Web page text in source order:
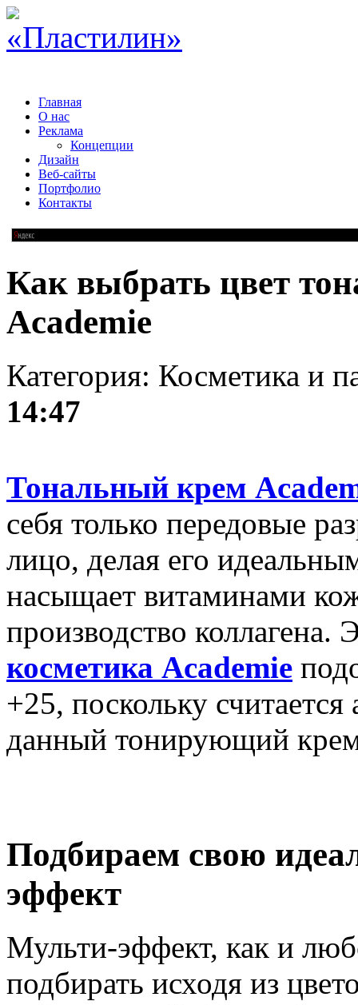
Главная
О нас
Реклама
Концепции
Дизайн
Веб-сайты
Портфолио
Контакты
Как выбрать цвет
Academie
Категория: Косметика и
14:47
Тональный крем
себя только передовые
лицо, делая его
насыщает витаминами
производство коллагена.
косметика Academie
+25, поскольку
данный тонирующий
Подбираем свою
эффект
Мульти-эффект, как и
подбирать исходя из